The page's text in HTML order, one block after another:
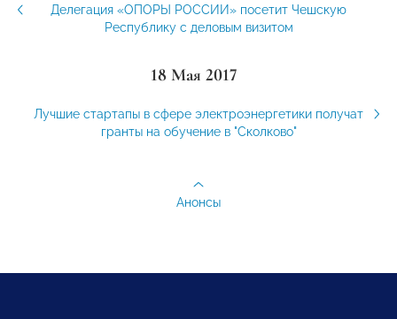
Делегация «ОПОРЫ РОССИИ» посетит Чешскую
Республику с деловым визитом
18 Мая 2017
Лучшие стартапы в сфере электроэнергетики получат
гранты на обучение в "Сколково"
Анонсы